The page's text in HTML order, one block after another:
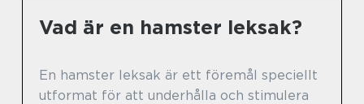
Vad är en hamster leksak?
En hamster leksak är ett föremål speciellt
utformat för att underhålla och stimulera